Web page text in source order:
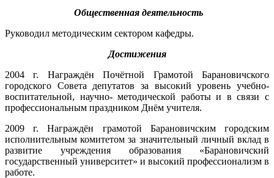
Общественная деятельность
Руководил методическим сектором кафедры.
Достижения
2004 г. Награждён Почётной Грамотой Барановичского
городского Совета депутатов за высокий уровень учебно-
воспитательной, научно- методической работы и в связи с
профессиональным праздником Днём учителя.
2009 г. Награждён грамотой Барановичским городским
исполнительным комитетом за значительный личный вклад в
развитие учреждения образования «Барановичский
государственный университет» и высокий профессионализм в
работе.